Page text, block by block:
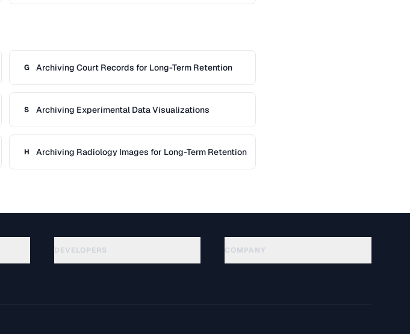
G Archiving Court Records for Long-Term Retention
S Archiving Experimental Data Visualizations
H Archiving Radiology Images for Long-Term Retention
DEVELOPERS COMPANY